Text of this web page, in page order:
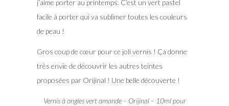
j’aime porter au printemps. C’est un vert pastel
facile à porter qui va sublimer toutes les couleurs
de peau !
Gros coup de cœur pour ce joli vernis ! Ça donne
très envie de découvrir les autres teintes
proposées par Orijinal ! Une belle découverte !
Vernis à ongles vert amande – Orijinal – 10ml pour